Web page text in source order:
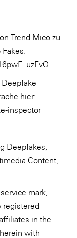
Trend Mico zu
hier:
inspector
Deepfakes,
Content,
mark,
registered
in the
with